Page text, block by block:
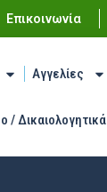
Επικοινωνία
Αγγελίες
/ Δικαιολογητικά